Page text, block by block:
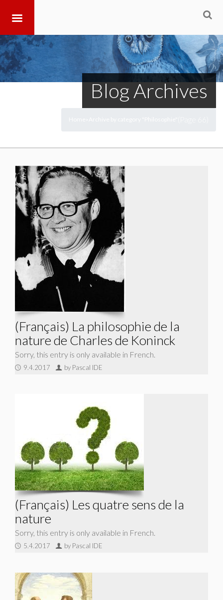
Blog Archives
(Français) La philosophie de la
nature de Charles de Koninck
Sorry, this entry is only available in French.
9.4.2017 by Pascal IDE
(Français) Les quatre sens de la
nature
Sorry, this entry is only available in French.
5.4.2017 by Pascal IDE